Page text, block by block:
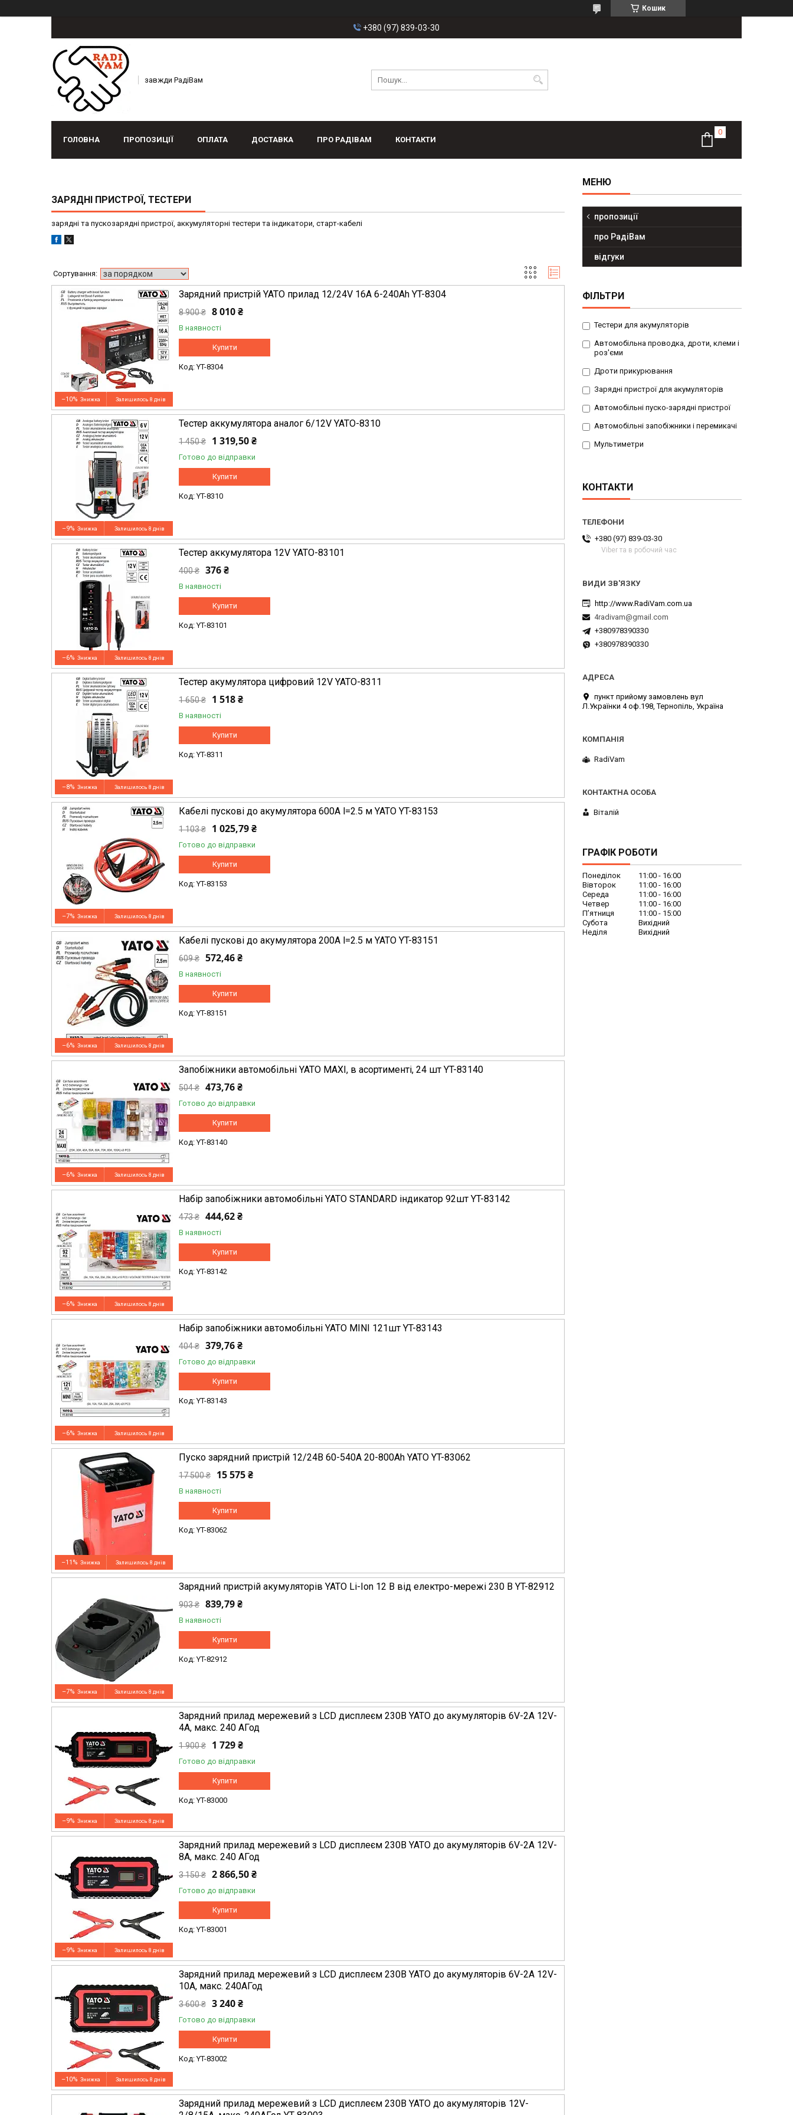
Кошик
+380 (97) 839-03-30
завжди РадіВам
ГОЛОВНА ПРОПОЗИЦІЇ ОПЛАТА ДОСТАВКА ПРО РАДІВАМ КОНТАКТИ
ЗАРЯДНІ ПРИСТРОЇ, ТЕСТЕРИ
зарядні та пускозарядні пристрої, аккумуляторні тестери та індикатори, старт-кабелі
–10% Залишилось 8 днів
Зарядний пристрій YATO прилад 12/24V 16А 6-240Ah YT-8304
8 900 ₴ 8 010 ₴
В наявності
Купити
YT-8304
–9% Залишилось 8 днів
Тестер аккумулятора аналог 6/12V YATO-8310
1 450 ₴ 1 319,50 ₴
Готово до відправки
Купити
YT-8310
–6% Залишилось 8 днів
Тестер аккумулятора 12V YATO-83101
400 ₴ 376 ₴
В наявності
Купити
YT-83101
–8% Залишилось 8 днів
Тестер акумулятора цифровий 12V YATO-8311
1 650 ₴ 1 518 ₴
В наявності
Купити
YT-8311
–7% Залишилось 8 днів
Кабелі пускові до акумулятора 600A l=2.5 м YATO YT-83153
1 103 ₴ 1 025,79 ₴
Готово до відправки
Купити
YT-83153
–6% Залишилось 8 днів
Кабелі пускові до акумулятора 200A l=2.5 м YATO YT-83151
609 ₴ 572,46 ₴
В наявності
Купити
YT-83151
–6% Залишилось 8 днів
Запобіжники автомобільні YATO MAXI, в асортименті, 24 шт YT-83140
504 ₴ 473,76 ₴
Готово до відправки
Купити
YT-83140
–6% Залишилось 8 днів
Набір запобіжники автомобільні YATO STANDARD індикатор 92шт YT-83142
473 ₴ 444,62 ₴
В наявності
Купити
YT-83142
–6% Залишилось 8 днів
Набір запобіжники автомобільні YATO MINI 121шт YT-83143
404 ₴ 379,76 ₴
Готово до відправки
Купити
YT-83143
–11% Залишилось 8 днів
Пуско зарядний пристрій 12/24В 60-540А 20-800Аh YATO YT-83062
17 500 ₴ 15 575 ₴
В наявності
Купити
YT-83062
–7% Залишилось 8 днів
Зарядний пристрій акумуляторів YATO Li-Ion 12 В від електро-мережі 230 В YT-82912
903 ₴ 839,79 ₴
В наявності
Купити
YT-82912
–9% Залишилось 8 днів
Зарядний прилад мережевий з LCD дисплеєм 230В YATO до акумуляторів 6V-2А 12V-
4А, макс. 240 AГод
1 900 ₴ 1 729 ₴
Готово до відправки
Купити
YT-83000
–9% Залишилось 8 днів
Зарядний прилад мережевий з LCD дисплеєм 230В YATO до акумуляторів 6V-2А 12V-
8А, макс. 240 AГод
3 150 ₴ 2 866,50 ₴
Готово до відправки
Купити
YT-83001
–10% Залишилось 8 днів
Зарядний прилад мережевий з LCD дисплеєм 230В YATO до акумуляторів 6V-2А 12V-
10А, макс. 240AГод
3 600 ₴ 3 240 ₴
Готово до відправки
Купити
YT-83002
Зарядний прилад мережевий з LCD дисплеєм 230В YATO до акумуляторів 12V-
пропозиції
про РадіВам
відгуки
ФІЛЬТРИ
Тестери для акумуляторів
Автомобільна проводка, дроти, клеми і
роз'єми
Дроти прикурювання
Зарядні пристрої для акумуляторів
Автомобільні пуско-зарядні пристрої
Автомобільні запобіжники і перемикачі
Мультиметри
КОНТАКТИ
+380 (97) 839-03-30
Viber та в робочий час
http://www.RadiVam.com.ua
4radivam@gmail.com
+380978390330
+380978390330
пункт прийому замовлень вул
Л.Українки 4 оф.198, Тернопіль, Україна
RadiVam
Віталій
ГРАФІК РОБОТИ
Понеділок 11:00
16:00
Вівторок
11:00
16:00
Середа
11:00
16:00
Четвер
11:00
16:00
Пʼятниця
11:00
15:00
Субота
Вихідний
Неділя
Вихідний